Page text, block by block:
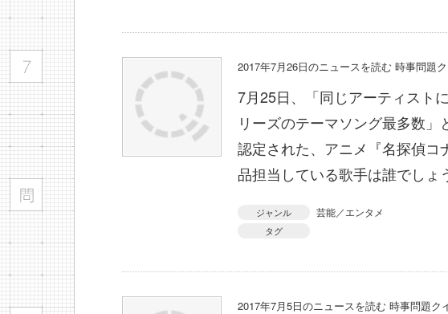
2017年7月26日のニュースを読む 時事問題
7月25日、「同じアーティスト
リーズのテーマソング最多数」
認定された、アニメ『名探偵コ
品担当している歌手は誰でしょ
ジャンル 芸能／エンタメ
タグ
2017年7月5日のニュースを読む 時事問題ク